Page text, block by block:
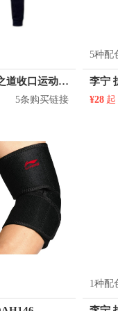
Li Ning 韦德之道收口运动长裤 男女同款 AKLN097
5条购买链接
5种配
李宁
¥28 起
1种配